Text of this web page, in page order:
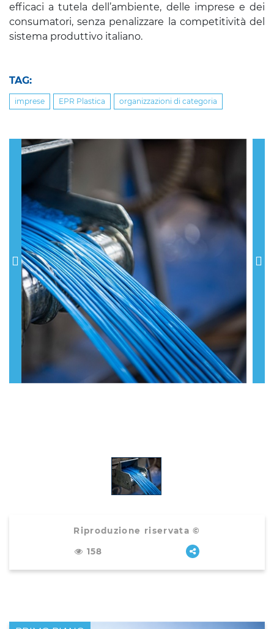
efficaci a tutela dell’ambiente, delle imprese e dei
consumatori, senza penalizzare la competitività del
sistema produttivo italiano.
TAG:
imprese EPR Plastica organizzazioni di categoria
Previous
Riproduzione riservata ©
158